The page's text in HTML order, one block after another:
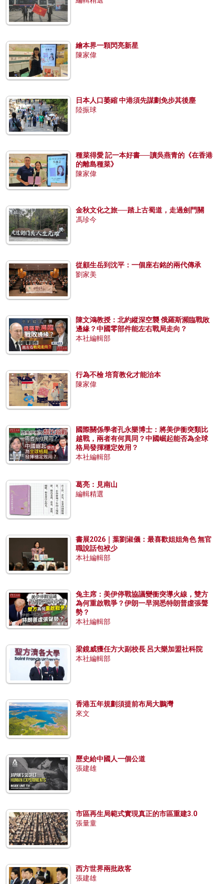
繪本界一顆閃亮新星
陳家偉
日本人口萎縮 中港須先謀劃免步其後塵
陸振球
種菜得愛 記一本好書──讀吳燕青的《在香港
的離島種菜》
陳家偉
金秋文化之旅──踏上古蜀道，走過劍門關
馮珍今
從顧生岳到沈平：一個座右銘的兩代傳承
劉家美
陳文鴻教授：北約縱深空襲 俄羅斯瀕臨戰敗
邊緣？中國零部件能左右戰局走向？
本社編輯部
行為不檢 培育教化才能治本
陳家偉
國際關係學者孔永樂博士：將美伊衝突類比
越戰，兩者有何異同？中國崛起能否為全球
格局發揮穩定效用？
本社編輯部
葛亮：見南山
編輯精選
書展2026｜葉劉淑儀：最喜歡姐姐角色 無官
職說話包袱少
本社編輯部
兔主席：美伊停戰協議變衝突導火線，雙方
為何重啟戰爭？伊朗一早洞悉特朗普虛張聲
勢？
本社編輯部
梁鏡威獲任方大副校長 呂大樂加盟社科院
本社編輯部
香港五年規劃須提前布局大鵬灣
來文
歷史給中國人一個公道
張建雄
市區再生局範式實現真正的市區重建3.0
張量童
西方世界兩批政客
張建雄